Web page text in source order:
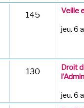
145
Veille
jeu. 6
130
Droit
jeu. 6